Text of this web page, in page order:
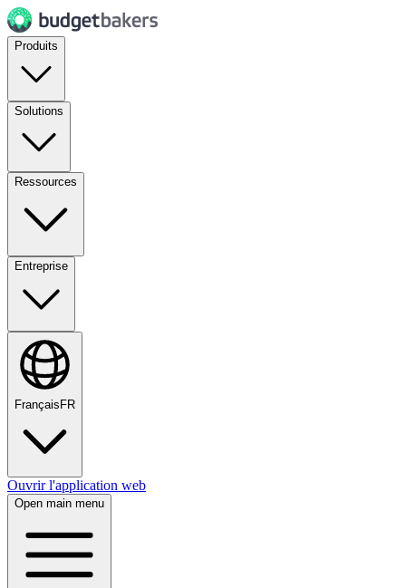
Produits
Solutions
Ressources
Entreprise
Français FR
Ouvrir l'application web
Open main menu